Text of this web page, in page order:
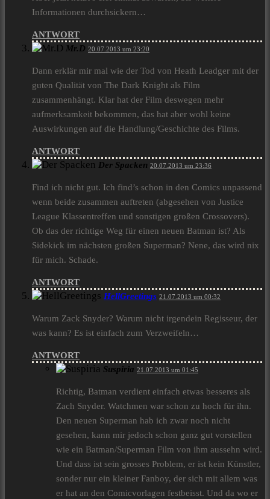
Informationen durchsickern…
ANTWORT
Mr.D 20.07.2013 um 23:20
Dann erklär mir mal wie der Tod von Heath Leadger mit der
guten Qualität von The Dark Knight als Film
zusammenhängt. Klar hat der Film deswegen mehr
aufmerksamkeit bekommen, das hat aber wohl keine
Auswirkungen auf die Handlung/Geschichte des Films.
ANTWORT
Der Spacken 20.07.2013 um 23:36
Find ich nicht gut. Ich find’s schon in den Comics unpassend
wenn beide zusammen auftreten (abgesehen von Justice
League Klassentreffen und sonstigen großen Crossovers).
Ob das der richtige Weg für einen neuen Batman ist? Als
Sidekick im nächsten großen Superman? Nene, das wird nix
für mich. Schade.
ANTWORT
HellGreetings 21.07.2013 um 00:32
Warum Zack Snyder? Warum nicht irgendein Regisseur, der
was kann? Es ist einfach zum Verzweifeln…
ANTWORT
Suspiria 21.07.2013 um 01:45
Richtig, Batman verdient einfach etwas besseres als
Zach Snyder. Watchmen war schon zu hoch für ihn.
Den neuen Superman hab ich zwar noch nicht
gesehen, kann mir jedoch schon ganz gut vorstellen
wie ein Batman/Superman Film von ihm aussehn wird.
Und dass ist sein grosses Problem, er ist kein Künstler,
sonder nur ein kleiner Fanboy, der sich mit allem was
er hat an den Comicvorlagen festbeisst. Und da wo er